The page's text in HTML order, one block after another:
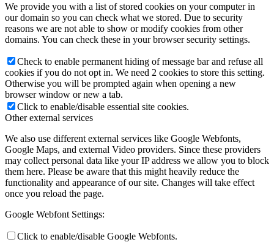
FÉNY ÉS FORRÁS egyházközségünk lapja
Galéria
Keresés
Menu Menu
We provide you with a list of stored cookies on your computer in
our domain so you can check what we stored. Due to security
reasons we are not able to show or modify cookies from other
domains. You can check these in your browser security settings.
Check to enable permanent hiding of message bar and refuse all
cookies if you do not opt in. We need 2 cookies to store this setting.
Otherwise you will be prompted again when opening a new
browser window or new a tab.
Click to enable/disable essential site cookies.
Other external services
We also use different external services like Google Webfonts,
Google Maps, and external Video providers. Since these providers
may collect personal data like your IP address we allow you to block
them here. Please be aware that this might heavily reduce the
functionality and appearance of our site. Changes will take effect
once you reload the page.
Google Webfont Settings:
Click to enable/disable Google Webfonts.